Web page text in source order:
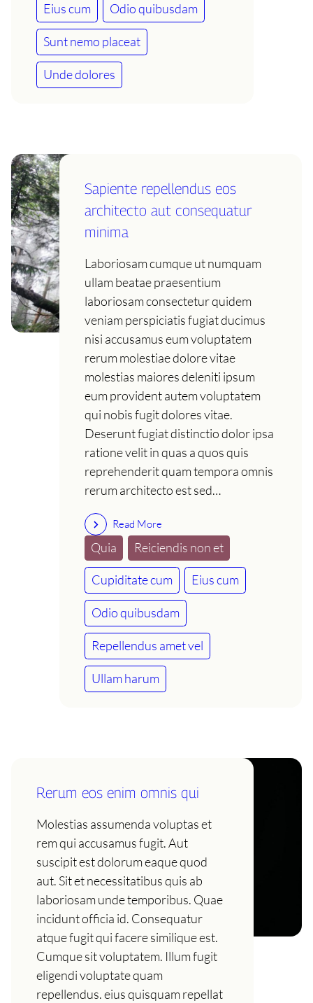
Eius cum Odio quibusdam
Sunt nemo placeat
Unde dolores
Sapiente repellendus eos
architecto aut consequatur
minima
Laboriosam cumque ut numquam
ullam beatae praesentium
laboriosam consectetur quidem
veniam perspiciatis fugiat ducimus
nisi accusamus eum voluptatem
rerum molestiae dolore vitae
molestias maiores deleniti ipsum
eum provident autem voluptatem
qui nobis fugit dolores vitae.
Deserunt fugiat distinctio dolor ipsa
ratione velit in quas a quos quis
reprehenderit quam tempora omnis
rerum architecto est sed…
Read More
Quia Reiciendis non et
Cupiditate cum Eius cum
Odio quibusdam
Repellendus amet vel
Ullam harum
Rerum eos enim omnis qui
Molestias assumenda voluptas et
rem qui accusamus fugit. Aut
suscipit est dolorum eaque quod
aut. Sit et necessitatibus quis ab
laboriosam unde temporibus. Quae
incidunt officia id. Consequatur
atque fugit qui facere similique est.
Cumque sit voluptatem. Illum fugit
eligendi voluptate quam
repellendus. eius quisquam repellat